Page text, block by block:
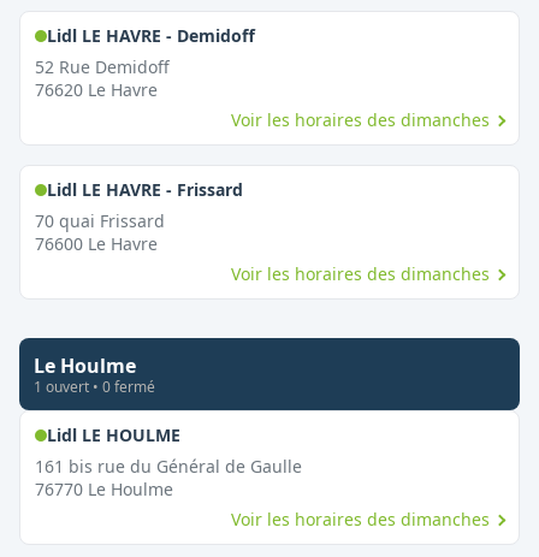
Lidl LE HAVRE - Demidoff,
52 Rue Demidoff
76620 Le Havre
Voir les horaires des dimanches
Lidl LE HAVRE - Frissard,
70 quai Frissard
76600 Le Havre
Voir les horaires des dimanches
Le Houlme
1 ouvert • 0fermé
Lidl LE HOULME,
161 bis rue du Général de Gaulle
76770 Le Houlme
Voir les horaires des dimanches